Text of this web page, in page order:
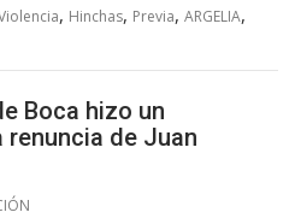
, Hinchas, Previa,ARGELIA,
Boca hizo un
de Juan